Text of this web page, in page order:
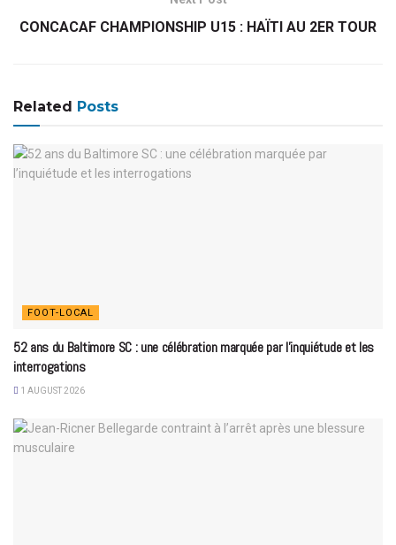
CONCACAF CHAMPIONSHIP U15 : HAÏTI AU 2ER TOUR
Related Posts
FOOT-LOCAL
52 ans du Baltimore SC : une célébration marquée par l’inquiétude et les
interrogations
1 AUGUST 2026